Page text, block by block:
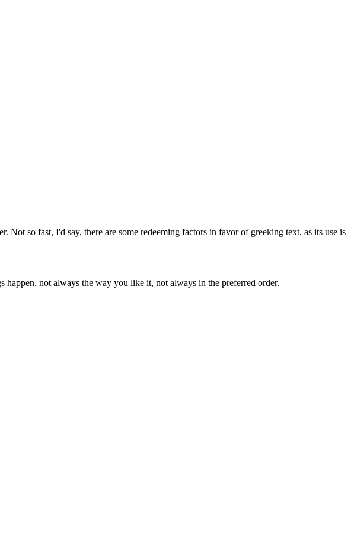
so fast, I'd say, there are some redeeming factors in favor of greeking text, as its use is
not always the way you like it, not always in the preferred order.